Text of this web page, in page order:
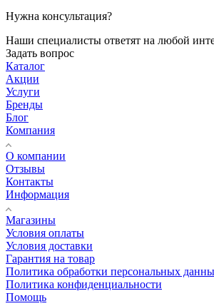
Нужна консультация?
Наши специалисты ответят на любой
Задать вопрос
Каталог
Акции
Услуги
Бренды
Блог
Компания
О компании
Отзывы
Контакты
Информация
Магазины
Условия оплаты
Условия доставки
Гарантия на товар
Политика обработки персональных
Политика конфиденциальности
Помощь